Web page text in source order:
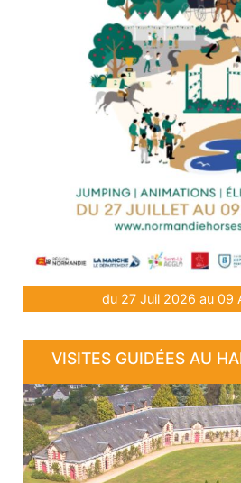
du 27 Juil 2026 au 09
VISITES GUIDÉES AU